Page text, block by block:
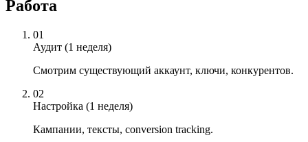
Работа
01
Аудит (1 неделя)
Смотрим существующий аккаунт, ключи, конкурентов.
02
Настройка (1 неделя)
Кампании, тексты, conversion tracking.